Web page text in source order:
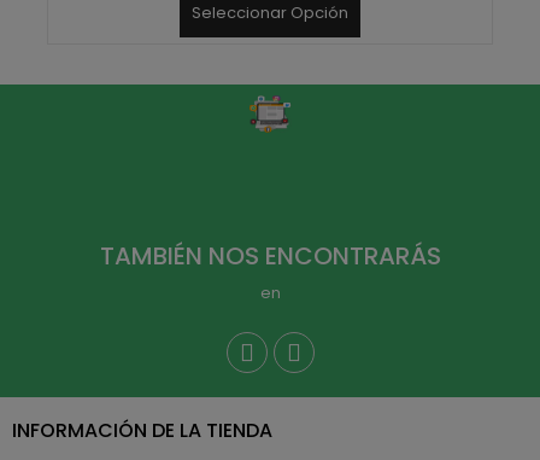
Seleccionar Opción
TAMBIÉN NOS ENCONTRARÁS
en
INFORMACIÓN DE LA TIENDA